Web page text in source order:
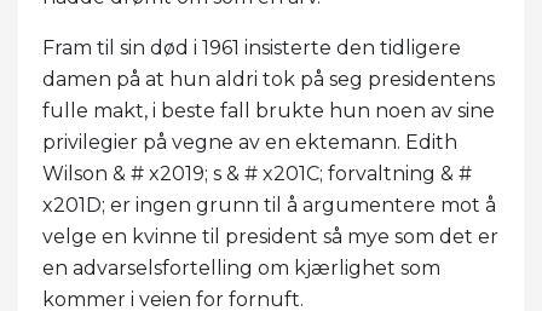
Fram til sin død i 1961 insisterte den tidligere
damen på at hun aldri tok på seg presidentens
fulle makt, i beste fall brukte hun noen av sine
privilegier på vegne av en ektemann. Edith
Wilson & # x2019; s & # x201C; forvaltning & #
x201D; er ingen grunn til å argumentere mot å
velge en kvinne til president så mye som det er
en advarselsfortelling om kjærlighet som
kommer i veien for fornuft.